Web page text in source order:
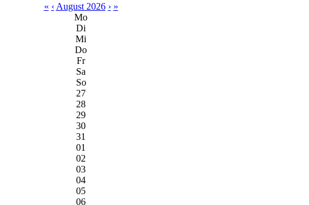
« ‹ August 2026 › »
Mo
Di
Mi
Do
Fr
Sa
So
27
28
29
30
31
01
02
03
04
05
06